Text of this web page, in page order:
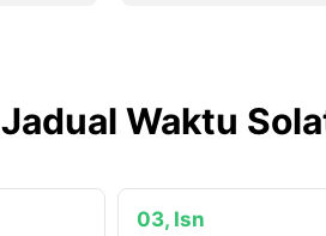
Jadual Waktu
03, Isn